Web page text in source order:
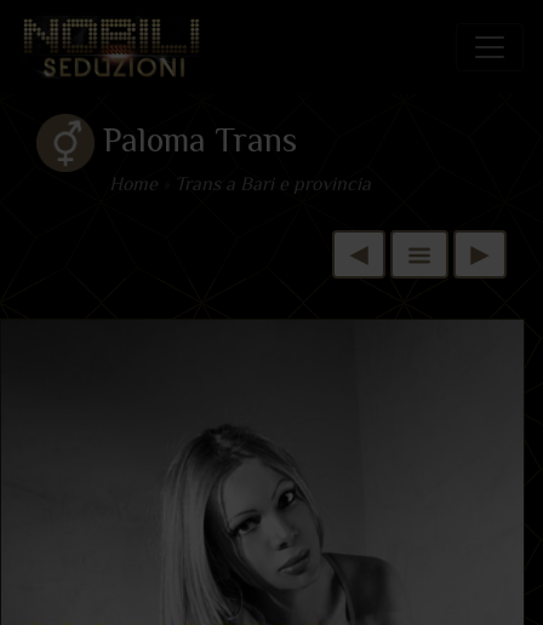
Paloma Trans
Home Trans a Bari e provincia